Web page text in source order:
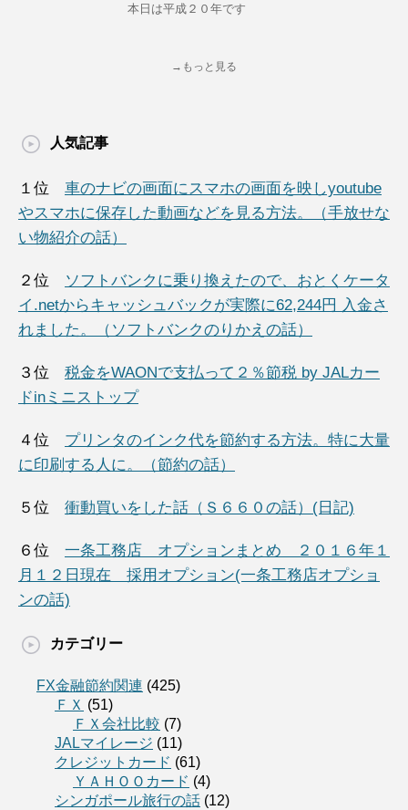
本日は平成２０年です
→もっと見る
人気記事
１位 車のナビの画面にスマホの画面を映しyoutube
やスマホに保存した動画などを見る方法。（手放せな
い物紹介の話）
２位
ソフトバンクに乗り換えたので、おとくケータ
イ.netからキャッシュバックが実際に62,244円 入金さ
れました。（ソフトバンクのりかえの話）
３位 税金をWAONで支払って２％節税 by JALカー
ドinミニストップ
４位 プリンタのインク代を節約する方法。特に大量
に印刷する人に。（節約の話）
５位 衝動買いをした話（Ｓ６６０の話）(日記)
６位 一条工務店 オプションまとめ ２０１６年１
月１２日現在 採用オプション(一条工務店オプショ
ンの話)
カテゴリー
FX金融節約関連 (425)
ＦＸ (51)
ＦＸ会社比較 (7)
JALマイレージ (11)
クレジットカード (61)
ＹＡＨＯＯカード (4)
シンガポール旅行の話 (12)